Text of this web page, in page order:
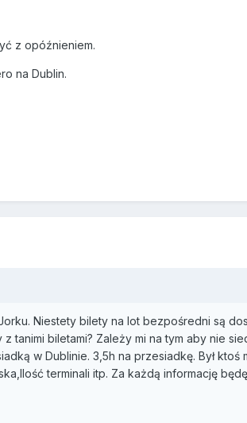
z opóźnieniem.
na Dublin.
Niestety bilety na lot bezpośredni są
tanimi biletami? Zależy mi na tym aby nie
w Dublinie. 3,5h na przesiadkę. Był
terminali itp. Za każdą informację